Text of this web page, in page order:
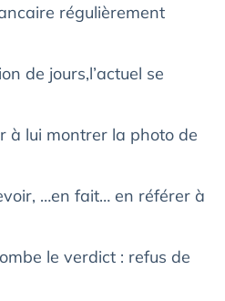
régulièrement
de jours,l’actuel se
à lui montrer la photo de
…en fait… en référer à
le verdict : refus de